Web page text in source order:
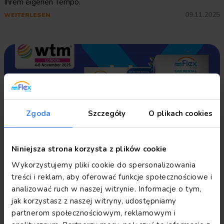
Zgoda Szczegóły O plikach cookies
Niniejsza strona korzysta z plików cookie
Wykorzystujemy pliki cookie do spersonalizowania
treści i reklam, aby oferować funkcje społecznościowe i
analizować ruch w naszej witrynie. Informacje o tym,
jak korzystasz z naszej witryny, udostępniamy
partnerom społecznościowym, reklamowym i
WEITERLESEN 09.11.2025
Flex To Go auf der WTM London
2025 – Einladung zur Franchise-
Zusammenarbeit
Flex To Go lädt Sie zur WTM London 2025 ein. Entdecken Sie
das globale Franchise-Modell der Autovermietung und lernen
Sie die polnische Marke kennen, die bereits auf 9 Märkten